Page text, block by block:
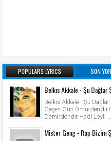
POPULARS LYRICS SON
Belkıs Akkale - Şu
Belkıs Akkale - Şu
Geçen Gün Ömürdendir
Demirdendir Hadi Leyli ...
Mister Geng - Rap Bizim